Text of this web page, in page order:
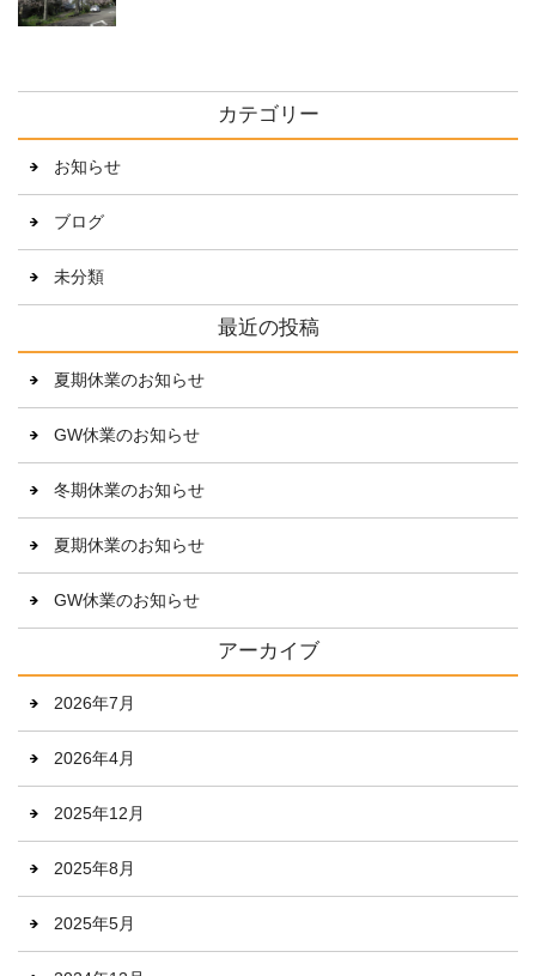
カテゴリー
お知らせ
ブログ
未分類
最近の投稿
夏期休業のお知らせ
GW休業のお知らせ
冬期休業のお知らせ
夏期休業のお知らせ
GW休業のお知らせ
アーカイブ
2026年7月
2026年4月
2025年12月
2025年8月
2025年5月